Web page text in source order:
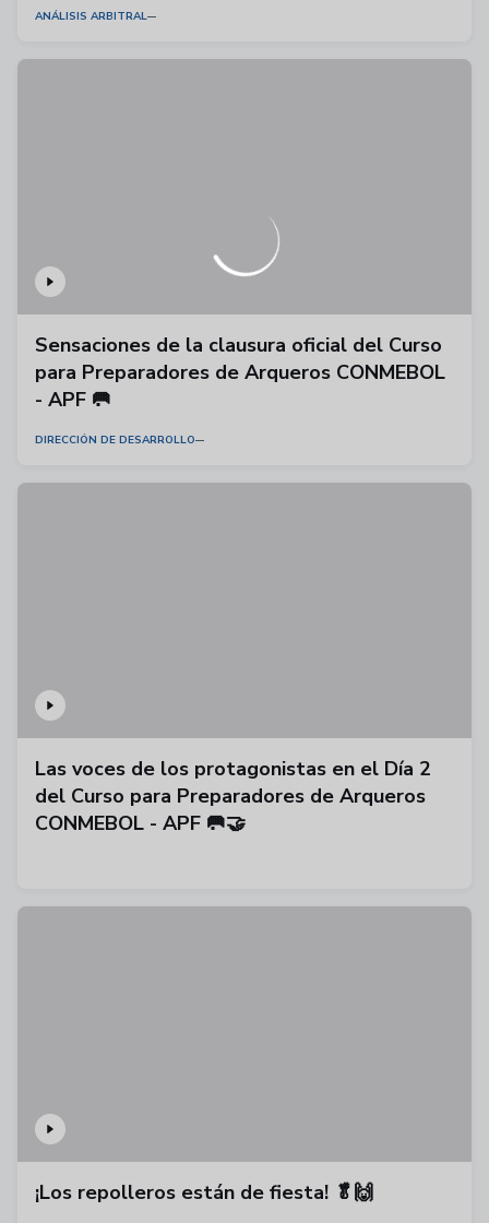
ANÁLISIS ARBITRAL
Sensaciones de la clausura oficial del Curso
para Preparadores de Arqueros CONMEBOL
- APF 🥅
DIRECCIÓN DE DESARROLLO
Las voces de los protagonistas en el Día 2
del Curso para Preparadores de Arqueros
CONMEBOL - APF 🥅🤝
¡Los repolleros están de fiesta! 🥬🙌